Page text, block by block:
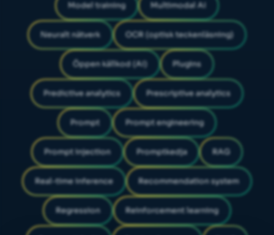
Model training Multimodal AI
Neuralt nätverk OCR (optisk teckenläsning)
Öppen källkod (AI) Plugins
Predictive analytics Prescriptive analytics
Prompt Prompt engineering
Prompt injection Promptkedja RAG
Real-time inference Recommendation system
Regression Reinforcement learning